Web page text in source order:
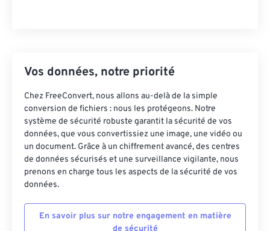
Vos données, notre priorité
Chez FreeConvert, nous allons au-delà de la simple
conversion de fichiers : nous les protégeons. Notre
système de sécurité robuste garantit la sécurité de vos
données, que vous convertissiez une image, une vidéo ou
un document. Grâce à un chiffrement avancé, des centres
de données sécurisés et une surveillance vigilante, nous
prenons en charge tous les aspects de la sécurité de vos
données.
En savoir plus sur notre engagement en matière
de sécurité